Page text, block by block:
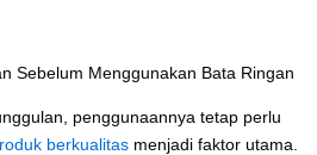
Sebelum Menggunakan Bata Ringan
penggunaannya tetap perlu
berkualitas menjadi faktor utama.